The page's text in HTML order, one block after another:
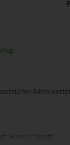
Büren i.Westf.